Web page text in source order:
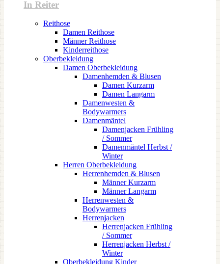
In Reiter
Reithose
Damen Reithose
Männer Reithose
Kinderreithose
Oberbekleidung
Damen Oberbekleidung
Damenhemden & Blusen
Damen Kurzarm
Damen Langarm
Damenwesten &
Bodywarmers
Damenmäntel
Damenjacken Frühling
/ Sommer
Damenmäntel Herbst /
Winter
Herren Oberbekleidung
Herrenhemden & Blusen
Männer Kurzarm
Männer Langarm
Herrenwesten &
Bodywarmers
Herrenjacken
Herrenjacken Frühling
/ Sommer
Herrenjacken Herbst /
Winter
Oberbekleidung Kinder